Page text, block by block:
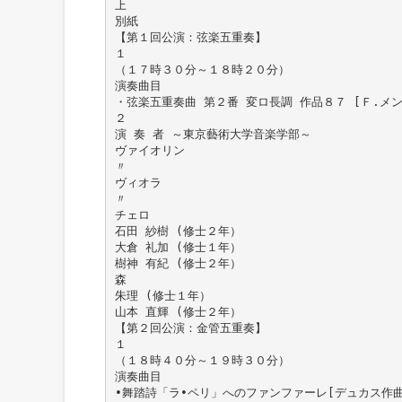
上
別紙
【第１回公演：弦楽五重奏】
１
（１７時３０分～１８時２０分）
演奏曲目
・弦楽五重奏曲 第２番 変ロ長調 作品８７ [Ｆ.メ
２
演 奏 者 ～東京藝術大学音楽学部～
ヴァイオリン
〃
ヴィオラ
〃
チェロ
石田 紗樹 (修士２年）
大倉 礼加 (修士１年）
樹神 有紀 (修士２年）
森
朱理 (修士１年）
山本 直輝 (修士２年）
【第２回公演：金管五重奏】
１
（１８時４０分～１９時３０分）
演奏曲目
•舞踏詩「ラ•ペリ」へのファンファーレ[デュカス作